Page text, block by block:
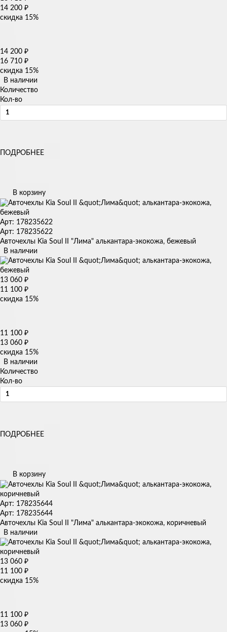
14 200 ₽
скидка 15%
14 200 ₽
16 710 ₽
скидка 15%
В наличии
Количество
Кол-во
ПОДРОБНЕЕ
В корзину
Арт: 178235622
Арт: 178235622
Авточехлы Kia Soul II "Лима" алькантара-экокожа, бежевый
В наличии
13 060 ₽
11 100 ₽
скидка 15%
11 100 ₽
13 060 ₽
скидка 15%
В наличии
Количество
Кол-во
ПОДРОБНЕЕ
В корзину
Арт: 178235644
Арт: 178235644
Авточехлы Kia Soul II "Лима" алькантара-экокожа, коричневый
В наличии
13 060 ₽
11 100 ₽
скидка 15%
11 100 ₽
13 060 ₽